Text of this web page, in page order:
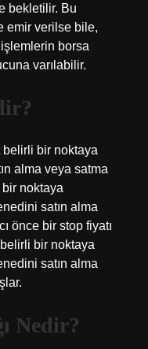
bekletilir. Bu
emir verilse bile,
işlemlerin borsa
varılabilir.
belirli bir noktaya
alma veya satma
noktaya
satın alma
önce bir stop fiyatı
bir noktaya
satın alma
Nedir?